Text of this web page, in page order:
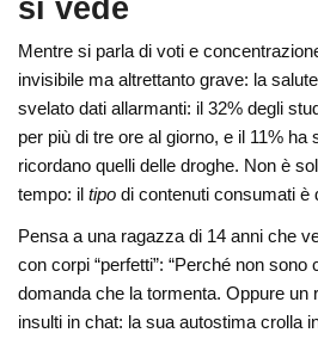
Mentre si parla di voti e
invisibile ma altrettanto grave: la
svelato dati allarmanti: il 32% degli
per più di tre ore al giorno, e il 11%
ricordano quelli delle droghe. Non è
tempo: iltipo di contenuti consumati è
Pensa a una ragazza di 14 anni che
con corpi “perfetti”: “Perché non sono
domanda che la tormenta. Oppure un
insulti in chat: la sua autostima crolla